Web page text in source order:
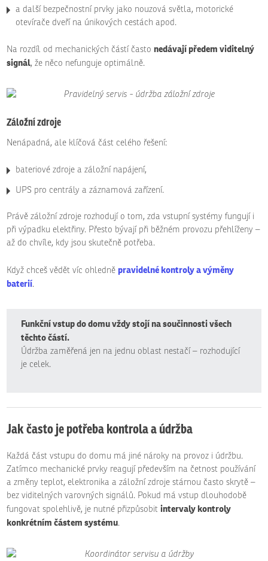
a další bezpečnostní prvky jako nouzová světla, motorické
otevírače dveří na únikových cestách apod.
Na rozdíl od mechanických částí často nedávají předem viditelný
signál, že něco nefunguje optimálně.
Záložní zdroje
Nenápadná, ale klíčová část celého řešení:
bateriové zdroje a záložní napájení,
UPS pro centrály a záznamová zařízení.
Právě záložní zdroje rozhodují o tom, zda vstupní systémy fungují i
při výpadku elektřiny. Přesto bývají při běžném provozu přehlíženy –
až do chvíle, kdy jsou skutečně potřeba.
Když chceš vědět víc ohledně pravidelné kontroly a výměny
baterií.
Funkční vstup do domu vždy stojí na součinnosti všech
těchto částí.
Údržba zaměřená jen na jednu oblast nestačí – rozhodující
je celek.
Jak často je potřeba kontrola a údržba
Každá část vstupu do domu má jiné nároky na provoz i údržbu.
Zatímco mechanické prvky reagují především na četnost používání
a změny teplot, elektronika a záložní zdroje stárnou často skrytě –
bez viditelných varovných signálů. Pokud má vstup dlouhodobě
fungovat spolehlivě, je nutné přizpůsobitintervaly kontroly
konkrétním částem systému.